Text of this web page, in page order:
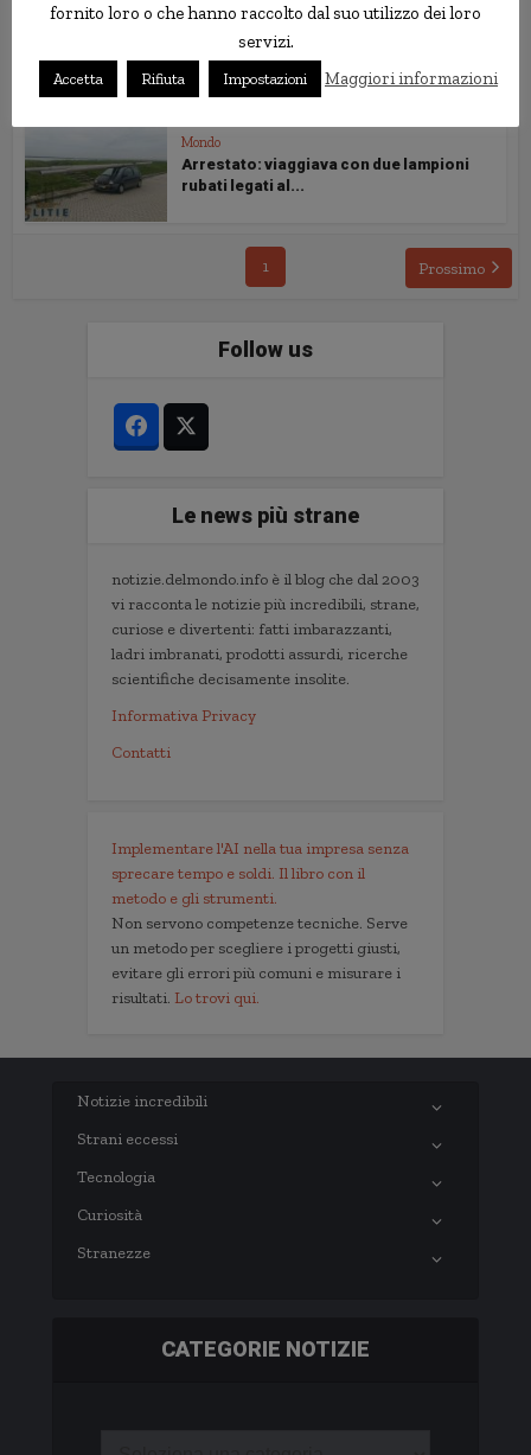
una palude
Mondo
Arrestato: viaggiava con due lampioni
rubati legati al...
1 Prossimo
Follow us
Le news più strane
notizie.delmondo.info è il blog che dal 2003
vi racconta le notizie più incredibili, strane,
curiose e divertenti: fatti imbarazzanti,
ladri imbranati, prodotti assurdi, ricerche
scientifiche decisamente insolite.
Informativa Privacy
Contatti
Implementare l'AI nella tua impresa senza
sprecare tempo e soldi. Il libro con il
metodo e gli strumenti.
Non servono competenze tecniche. Serve
un metodo per scegliere i progetti giusti,
evitare gli errori più comuni e misurare i
risultati. Lo trovi qui.
Notizie incredibili
Strani eccessi
Tecnologia
Curiosità
Stranezze
CATEGORIE NOTIZIE
fornito loro o che hanno raccolto dal suo utilizzo dei loro
servizi.
Accetta Rifiuta Impostazioni Maggiori informazioni